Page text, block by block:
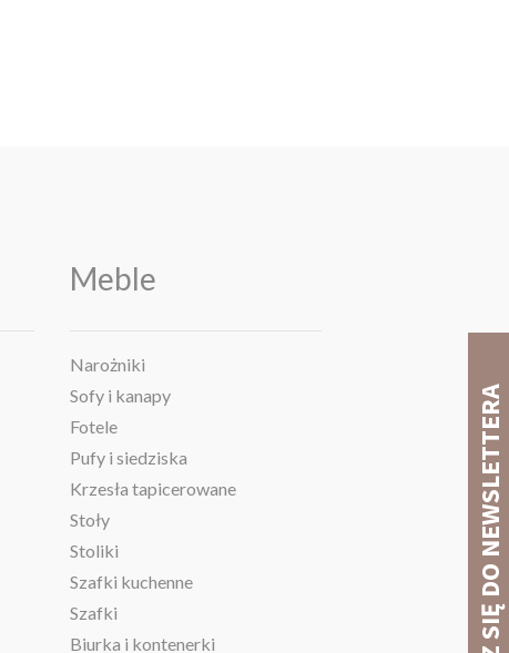
Meble
Narożniki
Sofy i kanapy
Fotele
Pufy i siedziska
Krzesła tapicerowane
Stoły
Stoliki
Szafki kuchenne
Szafki
Biurka i kontenerki